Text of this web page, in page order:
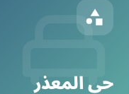
حي المعذر